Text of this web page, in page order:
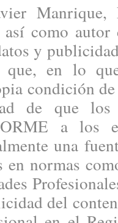
como
y
que, en lo
condición de
de que los
a los
una
en normas
del